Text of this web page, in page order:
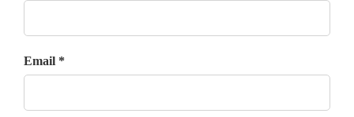
Email *